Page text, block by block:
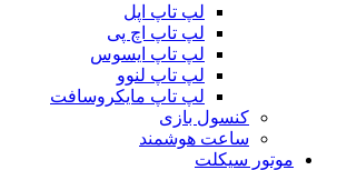
لپ تاپ اپل
لپ تاپ اچ پی
لپ تاپ ایسوس
لپ تاپ لنوو
لپ تاپ مایکروسافت
کنسول بازی
ساعت هوشمند
موتور سیکلت